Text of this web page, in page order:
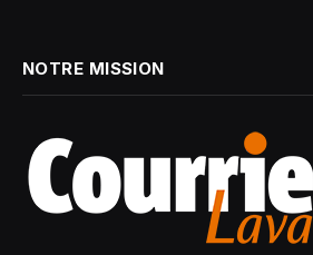
NOTRE MISSION